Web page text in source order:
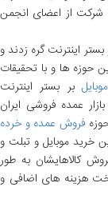
این شرکت از اعضای انجمن
اینترنت گره زدند و
حوزه ها و با تحقیقات
بر بستر اینترنت
عمده فروشی ایران
فروش عمده و خرده
خرید موبایل و تبلت و
کالاهایشان به طور
هزینه های اضافی و